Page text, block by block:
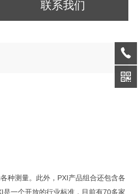
联系我们
种测量。此外，PXI产品组合还包含各
一个开放的行业标准，目前有70多家